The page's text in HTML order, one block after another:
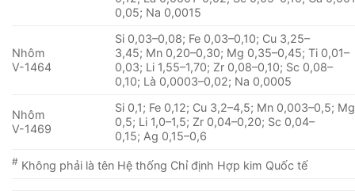
0,05; Na 0,0015
Nhôm
V-1464
Si 0,03–0,08; Fe 0,03–0,10; Cu 3,25–
3,45; Mn 0,20–0,30; Mg 0,35–0,45; Ti 0,01–
0,03; Li 1,55–1,70; Zr 0,08–0,10; Sc 0,08–
0,10; Là 0,0003–0,02; Na 0,0005
Nhôm
V-1469
Si 0,1; Fe 0,12; Cu 3,2–4,5; Mn 0,003–0,5;
0,5; Li 1,0–1,5; Zr 0,04–0,20; Sc 0,04–
0,15; Ag 0,15–0,6
# Không phải là tên Hệ thống Chỉ định Hợp kim Quốc tế